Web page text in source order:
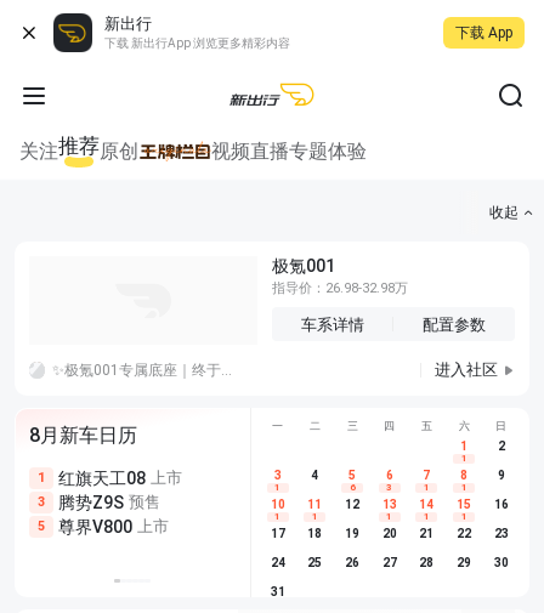
新出行
下载 新出行App 浏览更多精彩内容
下载 App
关注推荐原创 视频直播专题体验
收起
极氪001
指导价：26.98-32.98万
车系详情 配置参数
✨极氪001专属底座｜终于搞定手机安放难题 进入社区
8月新车日历
1 红旗天工08 上市
3 腾势Z9S 预售
5 尊界V800 上市
尊界V680 上市
享界G9 预售
别克至境L7 预售
埃安
长城H10
深蓝S05
一 二 三 四 五 六 日
1
1
2
3
1
4 5
6
6
3
7
1
8
1
9
10
1
11
1
12 13
1
14
1
15
1
16
17 18 19 20 21 22 23
24 25 26 27 28 29 30
31